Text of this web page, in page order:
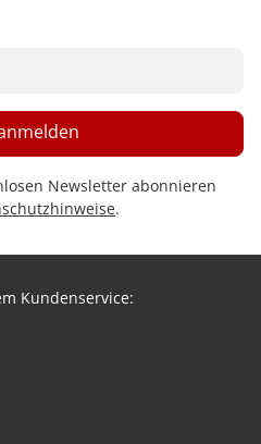
Newsletter abonnieren
.
Kundenservice: